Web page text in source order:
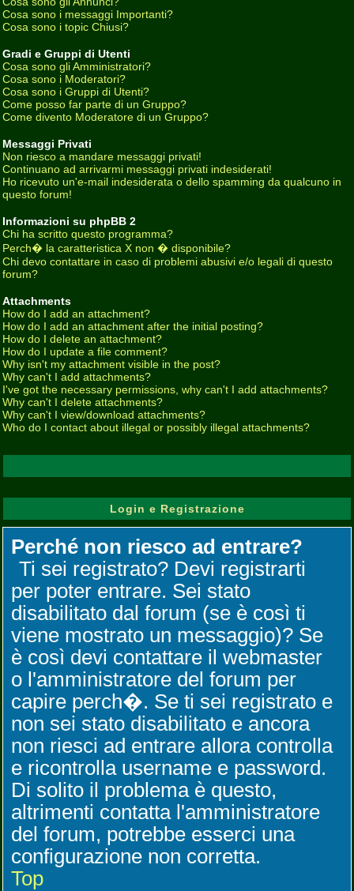
Cosa sono i messaggi Importanti?
Cosa sono i topic Chiusi?
Gradi e Gruppi di Utenti
Cosa sono gli Amministratori?
Cosa sono i Moderatori?
Cosa sono i Gruppi di Utenti?
Come posso far parte di un Gruppo?
Come divento Moderatore di un Gruppo?
Messaggi Privati
Non riesco a mandare messaggi privati!
Continuano ad arrivarmi messaggi privati indesiderati!
Ho ricevuto un'e-mail indesiderata o dello spamming da qualcuno in
questo forum!
Informazioni su phpBB 2
Chi ha scritto questo programma?
Perch� la caratteristica X non � disponibile?
Chi devo contattare in caso di problemi abusivi e/o legali di questo
forum?
Attachments
How do I add an attachment?
How do I add an attachment after the initial posting?
How do I delete an attachment?
How do I update a file comment?
Why isn't my attachment visible in the post?
Why can't I add attachments?
I've got the necessary permissions, why can't I add attachments?
Why can't I delete attachments?
Why can't I view/download attachments?
Who do I contact about illegal or possibly illegal attachments?
Login e Registrazione
Perché non riesco ad entrare?
Ti sei registrato? Devi registrarti
per poter entrare. Sei stato
disabilitato dal forum (se è così ti
viene mostrato un messaggio)? Se
è così devi contattare il webmaster
o l'amministratore del forum per
capire perch�. Se ti sei registrato e
non sei stato disabilitato e ancora
non riesci ad entrare allora controlla
e ricontrolla username e password.
Di solito il problema è questo,
altrimenti contatta l'amministratore
del forum, potrebbe esserci una
configurazione non corretta.
Top